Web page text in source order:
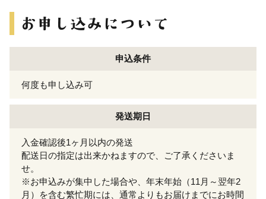
申込条件
何度も申し込み可
発送期日
入金確認後1ヶ月以内の発送
配送日の指定は出来かねますので、ご了承くださいま
せ。
※お申込みが集中した場合や、年末年始（11月～翌年2
月）を含む繁忙期には、通常よりもお届けまでにお時間